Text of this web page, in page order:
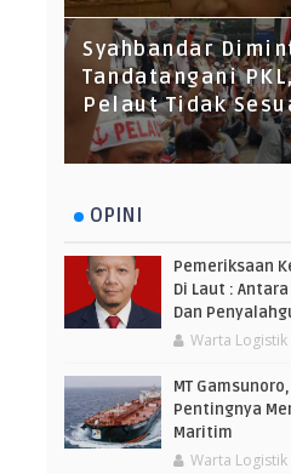
Syahbandar
Tandatangani
Pelaut Tidak
OPINI
Pemeriksaan
Di Laut :
Dan
Warta Logistik
MT
Pentingnya
Maritim
Warta Logistik